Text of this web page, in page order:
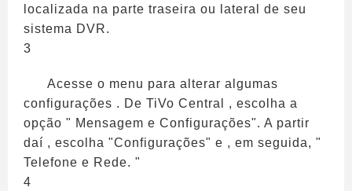
localizada na parte traseira ou lateral de seu
sistema DVR.
3
Acesse o menu para alterar algumas
configurações . De TiVo Central , escolha a
opção " Mensagem e Configurações". A partir
daí , escolha "Configurações" e , em seguida, "
Telefone e Rede. "
4